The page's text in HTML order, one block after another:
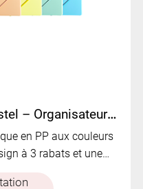
Dossier élastique PP Pastel – Organisateur de documents à 3 rabats avec des tons de couleurs douces | P-MFO-031
en PP aux couleurs
à 3 rabats et une